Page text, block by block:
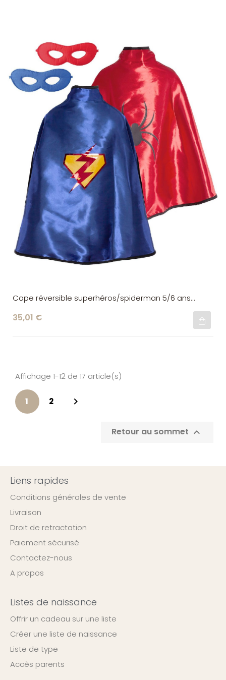
Cape réversible superhéros/spiderman 5/6 ans
35,01 €
Affichage 1-12 de 17 article(s)
1 2 
Retour au sommet 
Liens rapides
Conditions générales de vente
Livraison
Droit de retractation
Paiement sécurisé
Contactez-nous
A propos
Listes de naissance
Offrir un cadeau sur une liste
Créer une liste de naissance
Liste de type
Accès parents